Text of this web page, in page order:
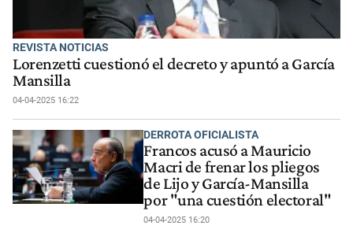
REVISTA NOTICIAS
Lorenzetti cuestionó el decreto y apuntó a García
Mansilla
04-04-2025 16:22
DERROTA OFICIALISTA
Francos acusó a Mauricio
Macri de frenar los pliegos
de Lijo y García-Mansilla
por "una cuestión electoral"
04-04-2025 16:20